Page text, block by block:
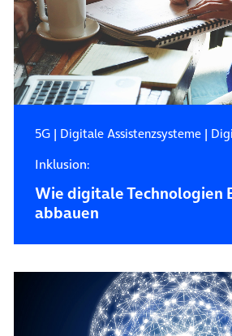
5G| Digitale Assistenzsysteme|
Inklusion:
Wie digitale Technologien
abbauen